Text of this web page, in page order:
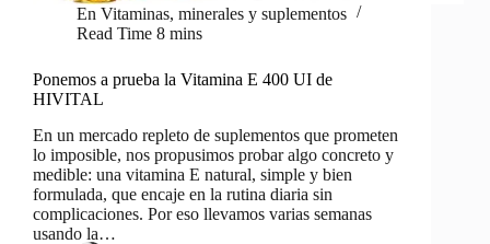
En Vitaminas, minerales y suplementos
Read Time 8 mins
Ponemos a prueba la Vitamina E 400 UI de
HIVITAL
En un mercado repleto de suplementos que prometen
lo imposible, nos propusimos probar algo concreto y
medible: una vitamina E natural, simple y bien
formulada, que encaje en la rutina diaria sin
complicaciones. Por eso llevamos varias semanas
usando la…